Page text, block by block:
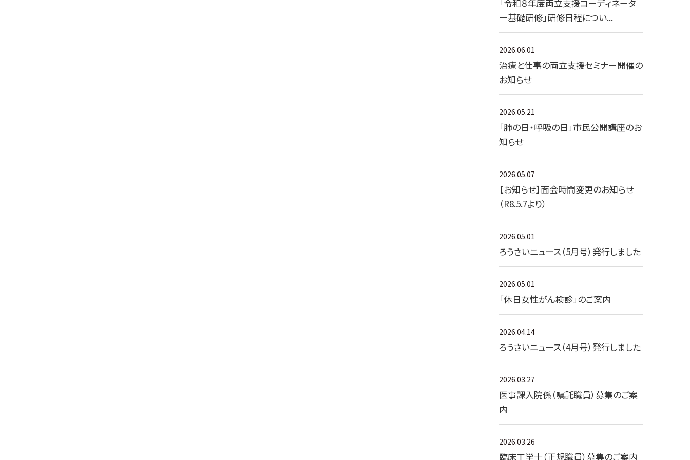
「令和８年度両立支援コーディネータ
ー基礎研修」研修日程につい...
2026.06.01
治療と仕事の両立支援セミナー開催の
お知らせ
2026.05.21
「肺の日・呼吸の日」市民公開講座のお
知らせ
2026.05.07
【お知らせ】面会時間変更のお知らせ
（R8.5.7より）
2026.05.01
ろうさいニュース（5月号）発行しました
2026.05.01
「休日女性がん検診」のご案内
2026.04.14
ろうさいニュース（4月号）発行しました
2026.03.27
医事課入院係（嘱託職員）募集のご案
内
2026.03.26
臨床工学士（正規職員）募集のご案内